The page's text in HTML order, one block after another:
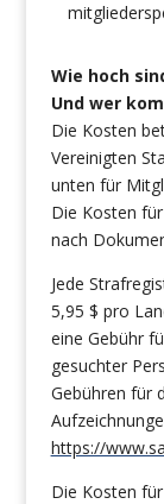
Wie hoch
Und wer
Die Kosten
Vereinigten
unten für
Die Kosten
nach
Jede
5,95 $ pro
eine Gebühr
gesuchter
Gebühren für
https://
Die Kosten